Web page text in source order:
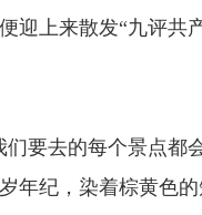
迎上来散发“九评共
去的每个景点都会
年纪，染着棕黄色的